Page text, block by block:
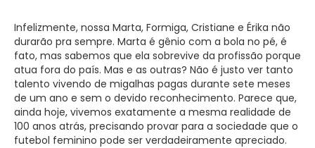
Infelizmente, nossa Marta, Formiga, Cristiane e Érika não
durarão pra sempre. Marta é gênio com a bola no pé, é
fato, mas sabemos que ela sobrevive da profissão porque
atua fora do país. Mas e as outras? Não é justo ver tanto
talento vivendo de migalhas pagas durante sete meses
de um ano e sem o devido reconhecimento. Parece que,
ainda hoje, vivemos exatamente a mesma realidade de
100 anos atrás, precisando provar para a sociedade que o
futebol feminino pode ser verdadeiramente apreciado.